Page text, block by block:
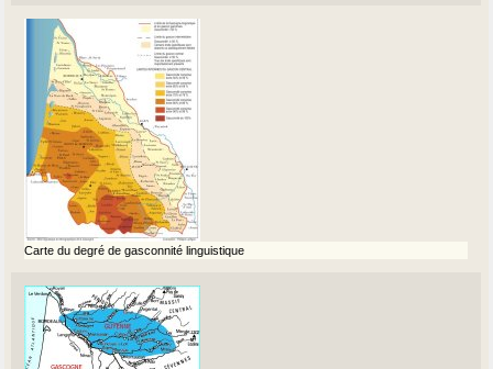
Carte du degré de gasconnité linguistique